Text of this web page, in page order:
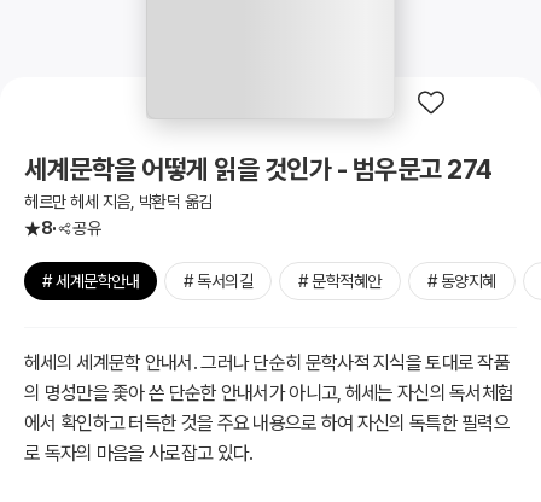
세계문학을 어떻게 읽을 것인가 - 범우문고 274
헤르만 헤세 지음, 박환덕 옮김
8
공유
# 세계문학안내 # 독서의길 # 문학적혜안 # 동양지혜
헤세의 세계문학 안내서. 그러나 단순히 문학사적 지식을 토대로 작품
의 명성만을 좇아 쓴 단순한 안내서가 아니고, 헤세는 자신의 독서체험
에서 확인하고 터득한 것을 주요 내용으로 하여 자신의 독특한 필력으
로 독자의 마음을 사로잡고 있다.